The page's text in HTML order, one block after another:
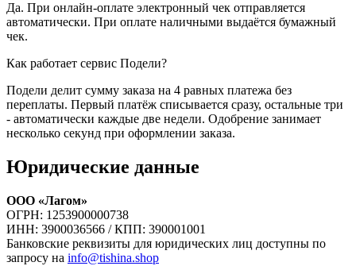
Да. При онлайн-оплате электронный чек отправляется
автоматически. При оплате наличными выдаётся бумажный
чек.
Как работает сервис Подели?
Подели делит сумму заказа на 4 равных платежа без
переплаты. Первый платёж списывается сразу, остальные три
- автоматически каждые две недели. Одобрение занимает
несколько секунд при оформлении заказа.
Юридические данные
ООО «Лагом»
ОГРН: 1253900000738
ИНН: 3900036566 / КПП: 390001001
Банковские реквизиты для юридических лиц доступны по
запросу на info@tishina.shop